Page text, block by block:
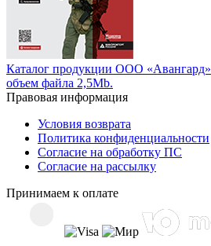
Каталог продукции ООО «Авангард»
объем файла 2,5Mb.
Правовая информация
Условия возврата
Политика конфиденциальности
Согласие на обработку ПС
Согласие на рассылку
Принимаем к оплате